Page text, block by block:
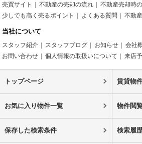
売買サイト 不動産の売却の流れ
不動産売却時
少しでも高く売るポイント
よくある質問 不動
当社について
スタッフ紹介 スタッフブログ お知らせ 会社
お問い合わせ
個人情報の取扱いについて 来店
トップページ 賃貸物
お気に入り物件一覧 物件閲
保存した検索条件 検索履